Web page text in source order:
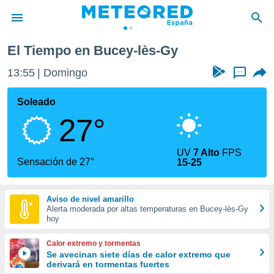
de
por
que se
calidad.
a este
las
y
forma
digital
basada
El Tiempo en Bucey-lès-Gy
13:55 Domingo ...
Soleado
27°
Sensación de 27°
UV7 Alto FPS
15-25
Aviso de nivel amarillo
Alerta moderada por altas temperaturas en Bucey-lès-Gy
hoy
Calor extremo y tormentas
Se avecinan siete días de calor extremo que
derivará en tormentas fuertes